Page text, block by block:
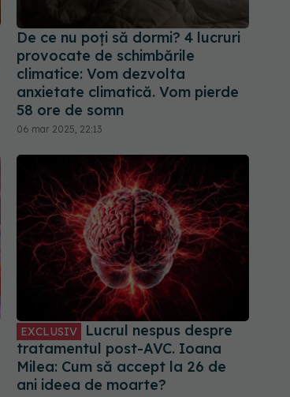
De ce nu poți să dormi? 4 lucruri
provocate de schimbările
climatice: Vom dezvolta
anxietate climatică. Vom pierde
58 ore de somn
06 mar 2025, 22:13
EXCLUSIV
Lucrul nespus despre
tratamentul post-AVC. Ioana
Milea: Cum să accept la 26 de
ani ideea de moarte?